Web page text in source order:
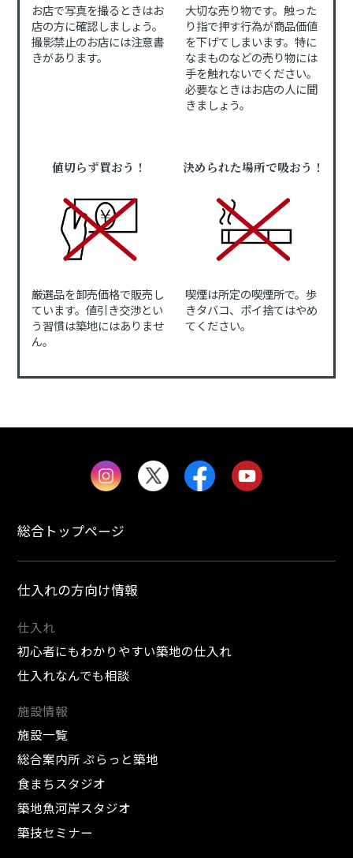
お店で写真を撮るときはお
店の方に確認しましょう。
撮影禁止のお店には注意書
きがあります。
大切な売り物です。触った
り指で押す行為が商品価値
を下げてしまいます。特に
なまものなどの売り物には
手を触れないでください。
必要なときはお店の人に聞
きましょう。
値切らず買おう！
厳選品を卸売価格で販売し
ています。値引き交渉とい
う習慣は築地にはありませ
ん。
決められた場所で吸おう！
喫煙は所定の喫煙所で。歩
きタバコ、ポイ捨てはやめ
てください。
総合トップページ
仕入れの方向け情報
仕入れ
初心者にもわかりやすい築地の仕入れ
仕入れなんでも相談
施設情報
施設一覧
総合案内所 ぷらっと築地
食まちスタジオ
築地魚河岸スタジオ
築技セミナー